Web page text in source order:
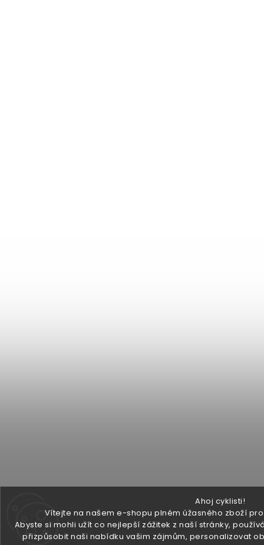
Ahoj cyklisti!
Vítejte na našem e-shopu plném úžasného zboží
Abyste si mohli užít co nejlepší zážitek z naší stránky,
přizpůsobit naši nabídku vašim zájmům, personalizovat